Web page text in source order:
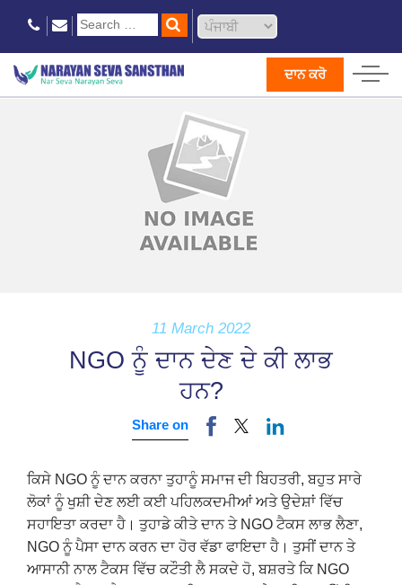
ਦਾਨ ਕਰੋ
11 March 2022
NGO ਨੂੰ ਦਾਨ ਦੇਣ ਦੇ ਕੀ ਲਾਭ
ਹਨ?
Share on
ਕਿਸੇ NGO ਨੂੰ ਦਾਨ ਕਰਨਾ ਤੁਹਾਨੂੰ ਸਮਾਜ ਦੀ ਬਿਹਤਰੀ, ਬਹੁਤ ਸਾਰੇ
ਲੋਕਾਂ ਨੂੰ ਖੁਸ਼ੀ ਦੇਣ ਲਈ ਕਈ ਪਹਿਲਕਦਮੀਆਂ ਅਤੇ ਉਦੇਸ਼ਾਂ ਵਿੱਚ
ਸਹਾਇਤਾ ਕਰਦਾ ਹੈ। ਤੁਹਾਡੇ ਕੀਤੇ ਦਾਨ ਤੇ NGO ਟੈਕਸ ਲਾਭ ਲੈਣਾ,
NGO ਨੂੰ ਪੈਸਾ ਦਾਨ ਕਰਨ ਦਾ ਹੋਰ ਵੱਡਾ ਫਾਇਦਾ ਹੈ। ਤੁਸੀਂ ਦਾਨ ਤੇ
ਆਸਾਨੀ ਨਾਲ ਟੈਕਸ ਵਿੱਚ ਕਟੌਤੀ ਲੈ ਸਕਦੇ ਹੋ, ਬਸ਼ਰਤੇ ਕਿ NGO